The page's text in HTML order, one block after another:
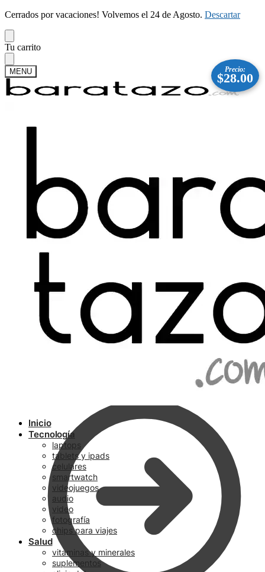
Cerrados por vacaciones! Volvemos el 24 de Agosto. Descartar
Skip
to
navigation
Skip
to
content
Tu carrito
MENU
Mi cuenta
Inicio
Tecnología
laptops
tablets y ipads
celulares
smartwatch
videojuegos
audio
video
fotografía
chips para viajes
Salud
vitaminas y minerales
suplementos
Precio:
$28.00